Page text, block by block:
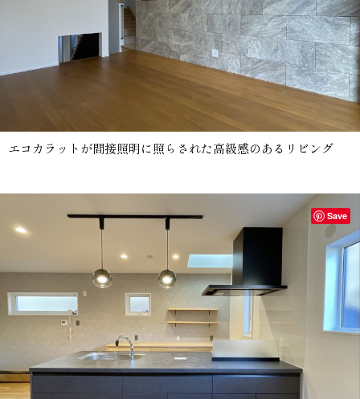
エコカラットが間接照明に照らされた高級感のあるリビング
Save